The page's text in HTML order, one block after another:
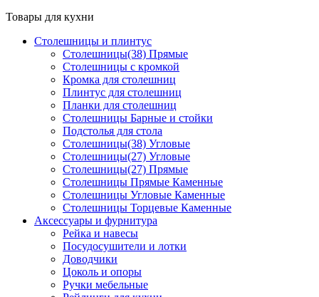
Товары для кухни
Столешницы и плинтус
Столешницы(38) Прямые
Столешницы с кромкой
Кромка для столешниц
Плинтус для столешниц
Планки для столешниц
Столешницы Барные и стойки
Подстолья для стола
Столешницы(38) Угловые
Столешницы(27) Угловые
Столешницы(27) Прямые
Столешницы Прямые Каменные
Столешницы Угловые Каменные
Столешницы Торцевые Каменные
Аксессуары и фурнитура
Рейка и навесы
Посудосушители и лотки
Доводчики
Цоколь и опоры
Ручки мебельные